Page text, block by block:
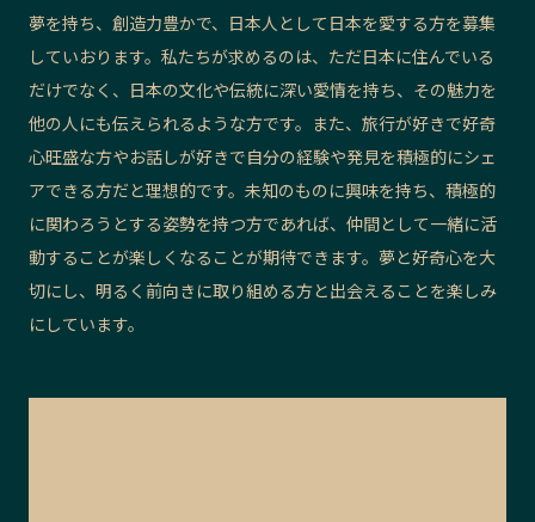
夢を持ち、創造力豊かで、日本人として日本を愛する方を募集
していおります。私たちが求めるのは、ただ日本に住んでいる
だけでなく、日本の文化や伝統に深い愛情を持ち、その魅力を
他の人にも伝えられるような方です。また、旅行が好きで好奇
心旺盛な方やお話しが好きで自分の経験や発見を積極的にシェ
アできる方だと理想的です。未知のものに興味を持ち、積極的
に関わろうとする姿勢を持つ方であれば、仲間として一緒に活
動することが楽しくなることが期待できます。夢と好奇心を大
切にし、明るく前向きに取り組める方と出会えることを楽しみ
にしています。